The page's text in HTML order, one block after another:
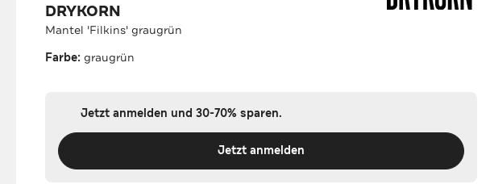
DRYKORN
Mantel 'Filkins' graugrün
Farbe:graugrün
Jetzt anmelden und 30-70% sparen.
Jetzt anmelden